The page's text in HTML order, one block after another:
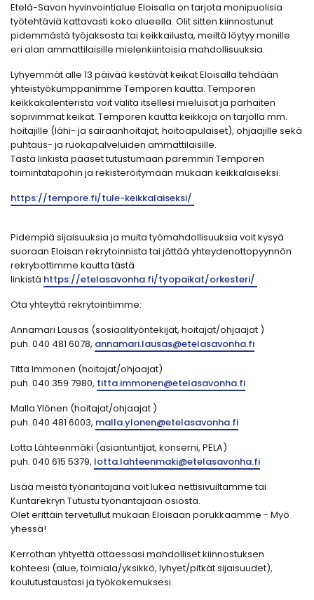
Etelä-Savon hyvinvointialue Eloisalla on tarjota monipuolisia
työtehtäviä kattavasti koko alueella. Olit sitten kiinnostunut
pidemmästä työjaksosta tai keikkailusta, meiltä löytyy monille
eri alan ammattilaisille mielenkiintoisia mahdollisuuksia.
Lyhyemmät alle 13 päivää kestävät keikat Eloisalla tehdään
yhteistyökumppanimme Temporen kautta. Temporen
keikkakalenterista voit valita itsellesi mieluisat ja parhaiten
sopivimmat keikat. Temporen kautta keikkoja on tarjolla mm.
hoitajille (lähi- ja sairaanhoitajat, hoitoapulaiset), ohjaajille sekä
puhtaus- ja ruokapalveluiden ammattilaisille.
Tästä linkistä pääset tutustumaan paremmin Temporen
toimintatapohin ja rekisteröitymään mukaan keikkalaiseksi.
https://tempore.fi/tule-keikkalaiseksi/
Pidempiä sijaisuuksia ja muita työmahdollisuuksia voit kysyä
suoraan Eloisan rekrytoinnista tai jättää yhteydenottopyynnön
rekrybottimme kautta tästä
linkistä https://etelasavonha.fi/tyopaikat/orkesteri/
Ota yhteyttä rekrytointiimme:
Annamari Lausas (sosiaalityöntekijät, hoitajat/ohjaajat )
puh. 040 481 6078, annamari.lausas@etelasavonha.fi
Titta Immonen (hoitajat/ohjaajat)
puh. 040 359 7980, titta.immonen@etelasavonha.fi
Malla Ylönen (hoitajat/ohjaajat )
puh. 040 481 6003, malla.ylonen@etelasavonha.fi
Lotta Lähteenmäki (asiantuntijat, konserni, PELA)
puh. 040 615 5379, lotta.lahteenmaki@etelasavonha.fi
Lisää meistä työnantajana voit lukea nettisivuiltamme tai
Kuntarekryn Tutustu työnantajaan osiosta.
Olet erittäin tervetullut mukaan Eloisaan porukkaamme - Myö
yhessä!
Kerrothan yhtyettä ottaessasi mahdolliset kiinnostuksen
kohteesi (alue, toimiala/yksikkö, lyhyet/pitkät sijaisuudet),
koulutustaustasi ja työkokemuksesi.